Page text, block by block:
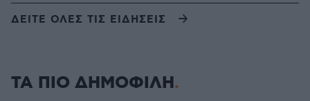
ΔΕΙΤΕ ΟΛΕΣ ΤΙΣ ΕΙΔΗΣΕΙΣ
ΤΑ ΠΙΟ ΔΗΜΟΦΙΛΗ